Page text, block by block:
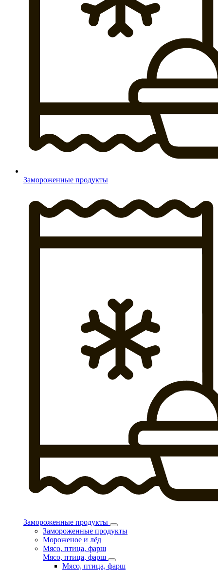
Замороженные продукты
Замороженные продукты
Замороженные продукты
Мороженое и лёд
Мясо, птица, фарш
Мясо, птица, фарш
Мясо, птица, фарш